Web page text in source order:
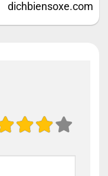
dichbiensoxe.com